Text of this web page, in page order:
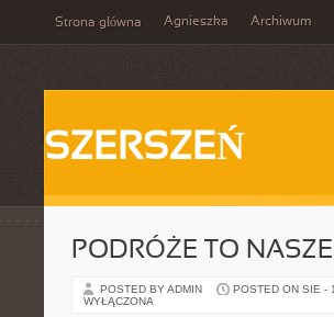
Strona główna Agnieszka Archiwum
SZERSZEŃ
PODRÓŻE TO
POSTED BY ADMIN POSTED ON SIE -
WYŁĄCZONA